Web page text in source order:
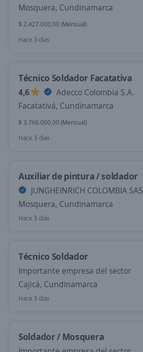
Mosquera, Cundinamarca
$ 2.427.000,00 (Mensual)
Hace 3 días
Técnico Soldador Facatativa
4,6
Adecco Colombia S.A.
Facatativá, Cundinamarca
$ 3.766.000,00 (Mensual)
Hace 3 días
Auxiliar de pintura / soldador
JUNGHEINRICH COLOMBIA SAS
Mosquera, Cundinamarca
Hace 3 días
Técnico Soldador
Importante empresa del sector
Cajicá, Cundinamarca
Hace 3 días
Soldador / Mosquera